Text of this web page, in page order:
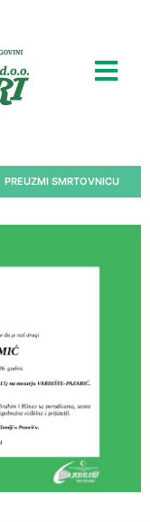
PREUZMI SMRTOVNICU